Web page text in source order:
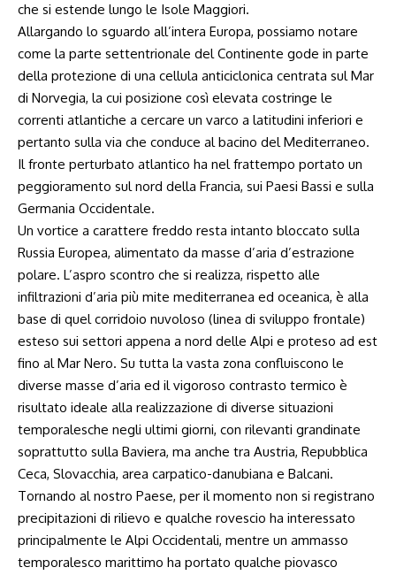
che si estende lungo le Isole Maggiori.
Allargando lo sguardo all’intera Europa, possiamo notare
come la parte settentrionale del Continente gode in parte
della protezione di una cellula anticiclonica centrata sul Mar
di Norvegia, la cui posizione così elevata costringe le
correnti atlantiche a cercare un varco a latitudini inferiori e
pertanto sulla via che conduce al bacino del Mediterraneo.
Il fronte perturbato atlantico ha nel frattempo portato un
peggioramento sul nord della Francia, sui Paesi Bassi e sulla
Germania Occidentale.
Un vortice a carattere freddo resta intanto bloccato sulla
Russia Europea, alimentato da masse d’aria d’estrazione
polare. L’aspro scontro che si realizza, rispetto alle
infiltrazioni d’aria più mite mediterranea ed oceanica, è alla
base di quel corridoio nuvoloso (linea di sviluppo frontale)
esteso sui settori appena a nord delle Alpi e proteso ad est
fino al Mar Nero. Su tutta la vasta zona confluiscono le
diverse masse d’aria ed il vigoroso contrasto termico è
risultato ideale alla realizzazione di diverse situazioni
temporalesche negli ultimi giorni, con rilevanti grandinate
soprattutto sulla Baviera, ma anche tra Austria, Repubblica
Ceca, Slovacchia, area carpatico-danubiana e Balcani.
Tornando al nostro Paese, per il momento non si registrano
precipitazioni di rilievo e qualche rovescio ha interessato
principalmente le Alpi Occidentali, mentre un ammasso
temporalesco marittimo ha portato qualche piovasco